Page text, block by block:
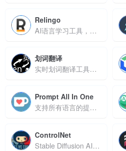
Relingo
AI语言学习工具，支持多场景生词识别与记忆
划词翻译
实时划词翻译工具，支持多格式内容翻译与跨平台调用
Prompt All In One
支持所有语言的提示词转换到英文
ControlNet
Stable Diffusion AI绘画控制插件